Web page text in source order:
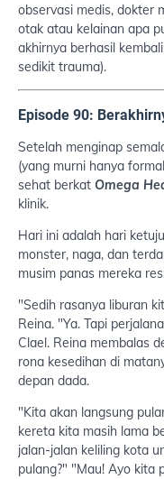
observasi medis, dokter
otak atau kelainan apa
akhirnya berhasil
sedikit trauma).
Episode 90:
Setelah menginap
(yang murni hanya
sehat berkat Omega
klinik.
Hari ini adalah hari
monster, naga, dan
musim panas mereka
"Sedih rasanya liburan
Reina. "Ya. Tapi
Clael. Reina membalas
rona kesedihan di
depan dada.
"Kita akan langsung
kereta kita masih lama
jalan-jalan keliling kota
pulang?" "Mau! Ayo kita